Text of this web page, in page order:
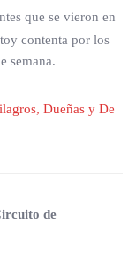
que se vieron en
contenta por los
semana.
de